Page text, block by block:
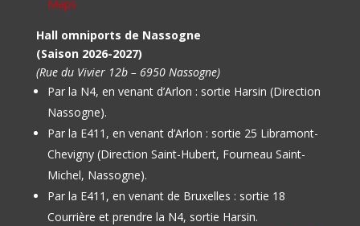
Maps
Hall omniports de Nassogne
(Saison 2026-2027)
(Rue du Vivier 12b – 6950 Nassogne)
Par la N4, en venant d’Arlon : sortie Harsin (Direction
Nassogne).
Par la E411, en venant d’Arlon : sortie 25 Libramont-
Chevigny (Direction Saint-Hubert, Fourneau Saint-
Michel, Nassogne).
Par la E411, en venant de Bruxelles : sortie 18
Courrière et prendre la N4, sortie Harsin.